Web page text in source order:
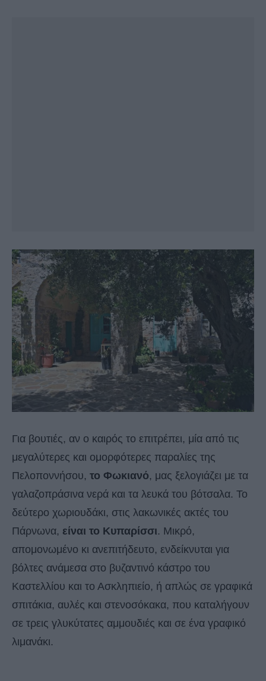
Για βουτιές, αν ο καιρός το επιτρέπει, μία από τις
μεγαλύτερες και ομορφότερες παραλίες της
Πελοποννήσου, το Φωκιανό, μας ξελογιάζει με τα
γαλαζοπράσινα νερά και τα λευκά του βότσαλα. Το
δεύτερο χωριουδάκι, στις λακωνικές ακτές του
Πάρνωνα, είναι το Κυπαρίσσι. Μικρό,
απομονωμένο κι ανεπιτήδευτο, ενδείκνυται για
βόλτες ανάμεσα στο βυζαντινό κάστρο του
Καστελλίου και το Ασκληπιείο, ή απλώς σε γραφικά
σπιτάκια, αυλές και στενοσόκακα, που καταλήγουν
σε τρεις γλυκύτατες αμμουδιές και σε ένα γραφικό
λιμανάκι.